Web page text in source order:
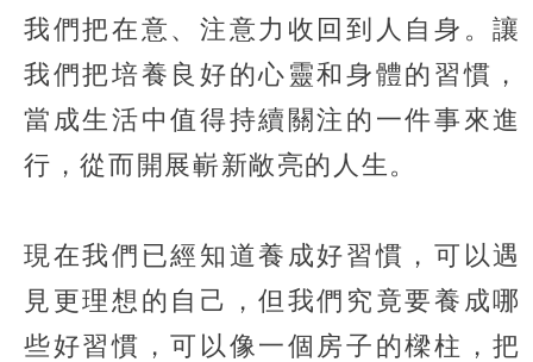
我們把在意、注意力收回到人自身。讓
我們把培養良好的心靈和身體的習慣，
當成生活中值得持續關注的一件事來進
行，從而開展嶄新敞亮的人生。
現在我們已經知道養成好習慣，可以遇
見更理想的自己，但我們究竟要養成哪
些好習慣，可以像一個房子的樑柱，把